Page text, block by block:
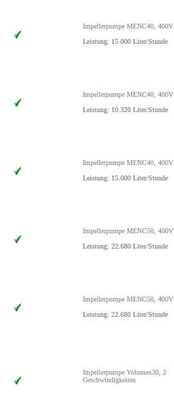
Impellerpumpe MENC40, 400V
Leistung: 15.000 Liter/Stunde
Impellerpumpe MENC40, 400V
Leistung: 10.320 Liter/Stunde
Impellerpumpe MENC40, 400V
Leistung: 15.000 Liter/Stunde
Impellerpumpe MENC50, 400V
Leistung: 22.680 Liter/Stunde
Impellerpumpe MENC50, 400V
Leistung: 22.680 Liter/Stunde
Impellerpumpe Volumex30, 2
Geschwindigkeiten